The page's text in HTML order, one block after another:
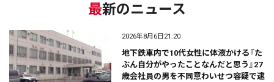
最新のニュース
2026年8月6日21:20
地下鉄車内で10代女性に体液かける『た
ぶん自分がやったことなんだと思う』27
歳会社員の男を不同意わいせつ容疑で逮